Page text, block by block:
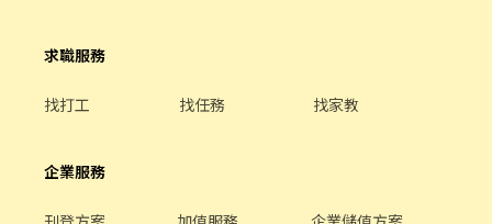
----------------------------------------- <智取店> 【早班】
(早)0700~0830(排2-5小時) 【晚班】 (晚)1730-2330 【全班】 (全)
6-8小時 【假日】 【早班時薪】 07:00-12:00 【晚班時薪】 17:30-
退 2. 完善教育訓練、扁平式管理、環境友善 ------------------------
求職服務
找打工 找任務 找家教
企業服務